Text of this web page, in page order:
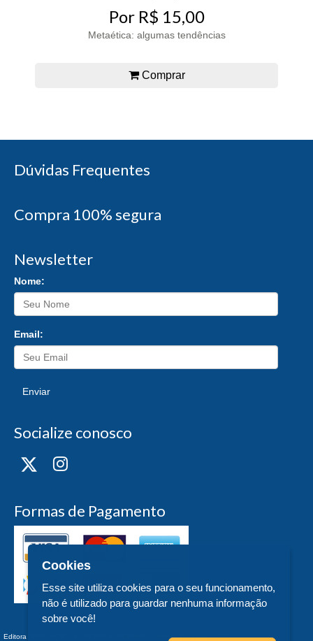
Por R$ 15,00
Metaética: algumas tendências
Comprar
Dúvidas Frequentes
Compra 100% segura
Newsletter
Nome:
Email:
Enviar
Socialize conosco
Formas de Pagamento
Editora UFSC - CNPJ n° 83.899.526/0006-97 - teste - Trindade - - SC
Cookies
Esse site utiliza cookies para o seu funcionamento,
não é utilizado para guardar nenhuma informação
sobre você!